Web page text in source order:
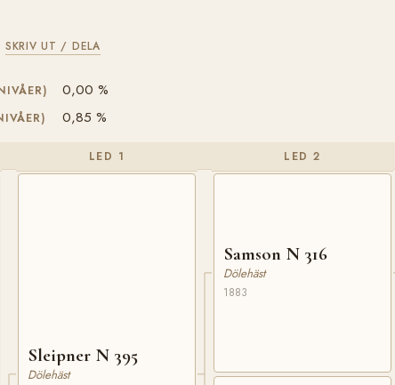
SKRIV UT / DELA
0,00 %
0,85 %
LED 1
Sleipner N 395
Dölehäst
LED 2
Samson N 316
Dölehäst
1883